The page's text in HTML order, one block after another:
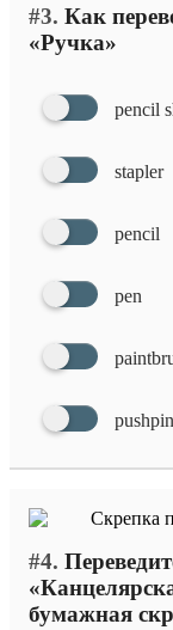
#3. Как
«Ручка»
pencil
stapler
pencil
pen
pushpin
#4.
бумажная